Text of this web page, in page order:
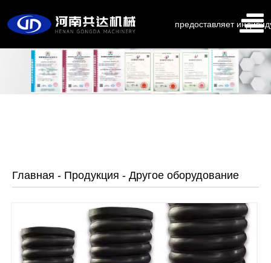
предоставляет
Главная - Продукция - Другое оборудование